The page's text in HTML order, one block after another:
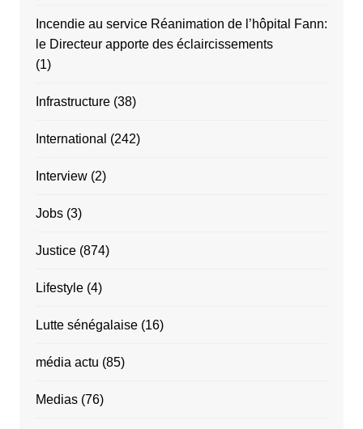
Incendie au service Réanimation de l’hôpital Fann:
le Directeur apporte des éclaircissements
(1)
Infrastructure(38)
International (242)
Interview(2)
Jobs(3)
Justice(874)
Lifestyle(4)
Lutte sénégalaise(16)
média actu (85)
Medias(76)